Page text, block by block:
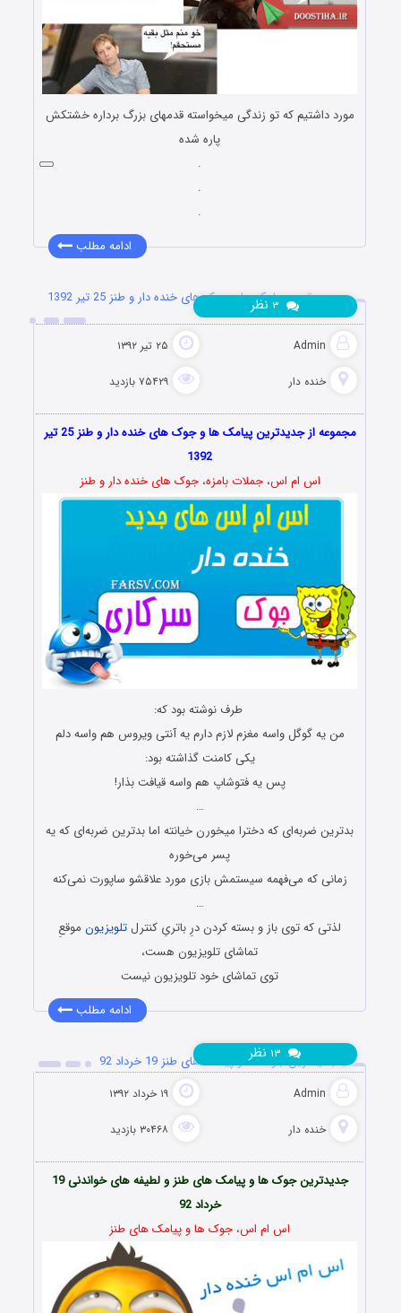
مورد داشتیم که تو زندگی میخواسته قدمهای بزرگ برداره خشتکش
پاره شده
.
.
.
ادامه مطلب
جدیدترین پیامک ها و جوک های خنده دار و طنز 25 تیر 1392
Admin ۲۵ تیر ۱۳۹۲
خنده دار ۷۵۴۲۹ بازدید
نظر
مجموعه از جدیدترین پیامک ها و جوک های خنده دار و طنز 25 تیر
1392
اس ام اس، جملات بامزه، جوک های خنده دار و طنز
طرف نوشته بود که:
من یه گوگل واسه مغزم لازم دارم یه آنتی ویروس هم واسه دلم
یکی کامنت گذاشته بود:
پس یه فتوشاپ هم واسه قیافت بذار!
…
بد‌ترین ضربه‌ای که دخترا میخورن خیانته اما بد‌ترین ضربه‌ای که یه
پسر می‌خوره
زمانی که می‌فهمه سیستمش بازی مورد علاقشو ساپورت نمی‌کنه
…
لذتی که توی باز و بسته کردن درِ باتریِ کنترل تلویزیون موقعِ
تماشای تلویزیون هست،
توی تماشای خود تلویزیون نیست
ادامه مطلب
جدیدترین جوک ها و پیامک های طنز 19 خرداد 92
Admin ۱۹ خرداد ۱۳۹۲
خنده دار ۳۰۴۶۸ بازدید
نظر
جدیدترین جوک ها و پیامک های طنز و لطیفه های خواندنی 19
خرداد 92
اس ام اس، جوک ها و پیامک های طنز